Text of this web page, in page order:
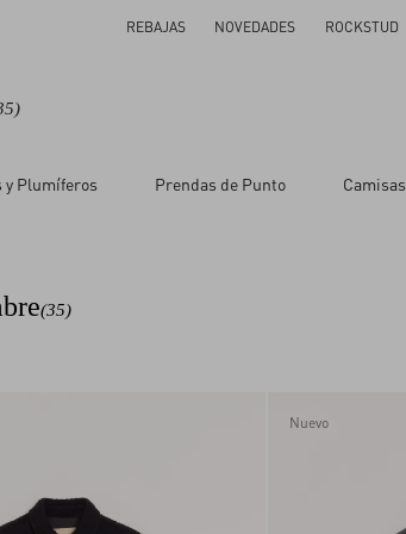
REBAJAS NOVEDADES ROCKSTUD
y Plumíferos Prendas de Punto Camisas
(35)
Nuevo